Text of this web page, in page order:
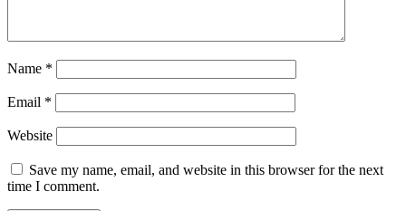
Name *
Email *
Website
Save my name, email, and website in this browser for the next
time I comment.